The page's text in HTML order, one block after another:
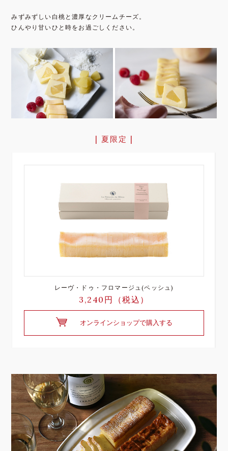
みずみずしい白桃と濃厚なクリームチーズ。
ひんやり甘いひと時をお過ごしください。
| 夏限定 |
レーヴ・ドゥ・フロマージュ(ペッシュ)
3,240円（税込）
オンラインショップで購入する